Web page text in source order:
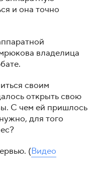
и она точно
владелица
своим
открыть свою
С чем ей пришлось
для того
(Видео